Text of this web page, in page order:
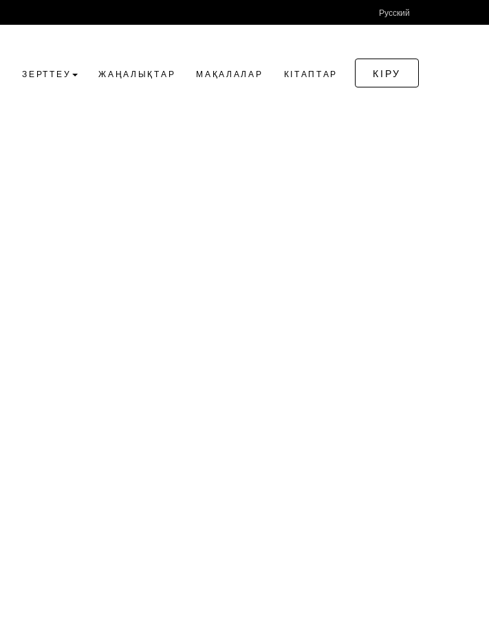
Русский
ЗЕРТТЕУ ЖАҢАЛЫҚТАР МАҚАЛАЛАР КІТАПТАР КІРУ